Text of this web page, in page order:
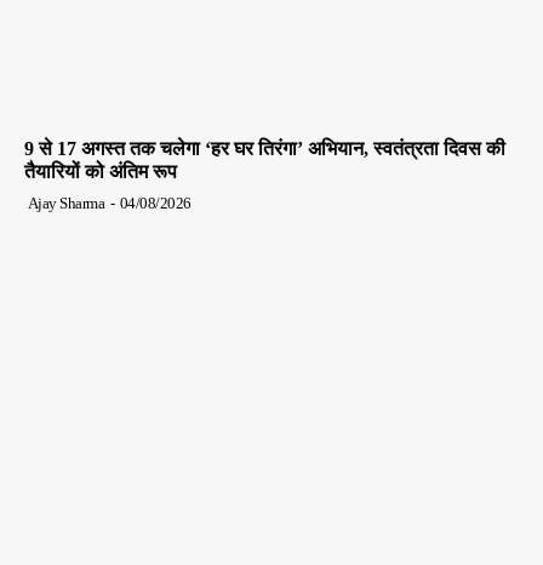
9 से 17 अगस्त तक चलेगा ‘हर घर तिरंगा’ अभियान, स्वतंत्रता दिवस की
तैयारियों को अंतिम रूप
Ajay Sharma - 04/08/2026